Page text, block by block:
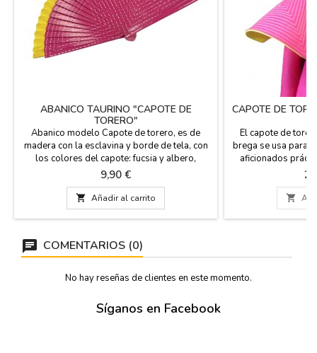
ABANICO TAURINO "CAPOTE DE
TORERO"
Abanico modelo Capote de torero, es de
madera con la esclavina y borde de tela, con
los colores del capote: fucsia y albero,
pintados a mano. Souvenirs de España y
taurinos. Puedes llevarlo en el cuelga
abanico muy práctico para no perderlo.
Medidas: 23 x 41 cm.
Precio
9,90 €
 Añadir al carrito
CAPOTE DE
El capote de
brega se usa para
aficionados
sastre taurino,
tratamiento anti
albero
Medidas:
112 cm, vuelo

COMENTARIOS (0)
No hay reseñas de clientes en este momento.
Síganos en Facebook